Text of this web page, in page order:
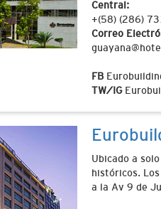
Central:
+(58) (286)
Correo
FB
TW/IG
Ubicado a
históricos.
a la Av 9 de